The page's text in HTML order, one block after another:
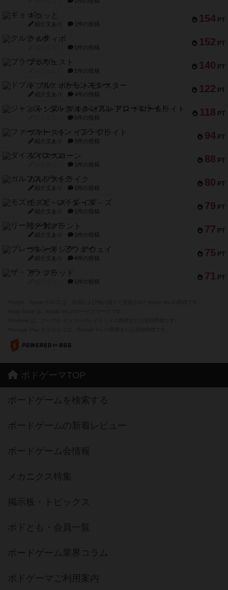
154 PT
ギョッと
紹介文あり 1件の投稿
152 PT
クルティボ
1件の投稿
140 PT
ブラヴェスト
1件の投稿
122 PT
ドブル：ポケットモンスター
紹介文あり 4件の投稿
118 PT
ジャンヌ・ダルク-オルレアン ドロー＆ライト
5件の投稿
94 PT
ファースト・イン・フライト
紹介文あり 3件の投稿
88 PT
ダイススローン
1件の投稿
80 PT
ガルフストライク
紹介文あり 1件の投稿
79 PT
モズビ－ズ・レイダ－ズ
紹介文あり 1件の投稿
77 PT
リー対グラント
紹介文あり 1件の投稿
75 PT
ブレーキング・アウェイ
紹介文あり 4件の投稿
71 PT
ザ・フラッド
1件の投稿
ボドゲーマTOP
ボードゲームを検索する
ボードゲームの新着レビュー
ボードゲーム会情報
メカニクス特集
掲示板・トピックス
ボドとも・会員一覧
ボードゲーム業界コラム
ボドゲーマご利用案内